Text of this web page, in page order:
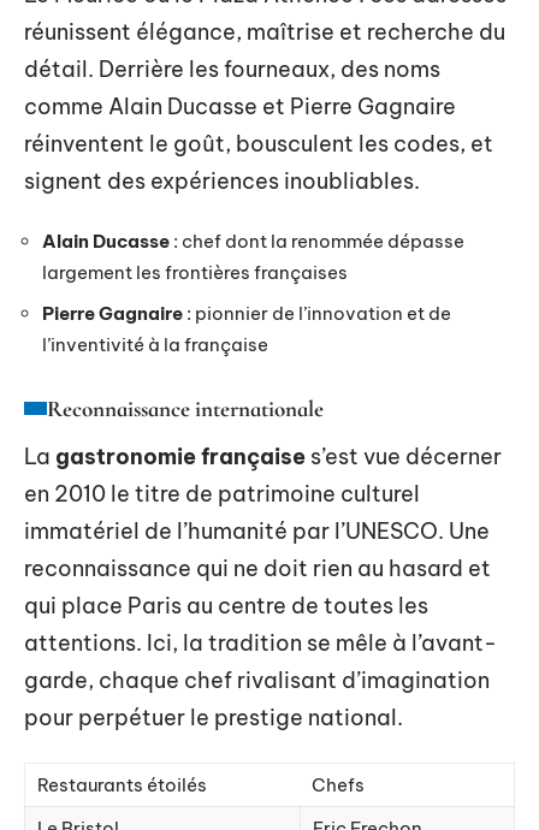
réunissent élégance, maîtrise et recherche du
détail. Derrière les fourneaux, des noms
comme Alain Ducasse et Pierre Gagnaire
réinventent le goût, bousculent les codes, et
signent des expériences inoubliables.
Alain Ducasse : chef dont la renommée dépasse
largement les frontières françaises
Pierre Gagnaire : pionnier de l’innovation et de
l’inventivité à la française
Reconnaissance internationale
La gastronomie française s’est vue décerner
en 2010 le titre de patrimoine culturel
immatériel de l’humanité par l’UNESCO. Une
reconnaissance qui ne doit rien au hasard et
qui place Paris au centre de toutes les
attentions. Ici, la tradition se mêle à l’avant-
garde, chaque chef rivalisant d’imagination
pour perpétuer le prestige national.
Restaurants étoilés
Chefs